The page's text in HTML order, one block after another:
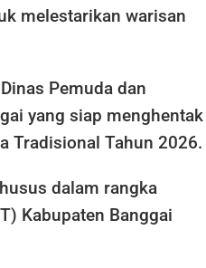
melestarikan warisan
Pemuda dan
yang siap menghentak
Tradisional Tahun 2026.
dalam rangka
Kabupaten Banggai